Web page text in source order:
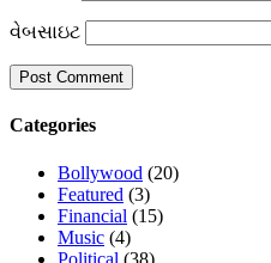
વેબસાઇટ
Categories
Bollywood (20)
Featured (3)
Financial (15)
Music (4)
Political (38)